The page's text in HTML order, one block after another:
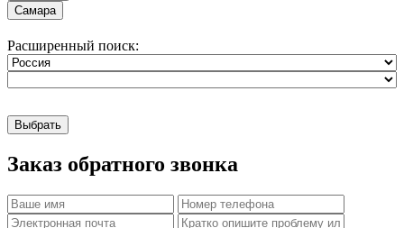
Самара
Расширенный поиск:
Выбрать
Заказ обратного звонка